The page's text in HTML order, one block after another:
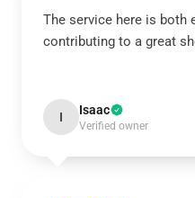
The service here is both
contributing to a great
I Isaac
Verified owner